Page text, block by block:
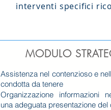
interventi specifici
MODULO
Assistenza nel contenzioso e
condotta da tenere
Organizzazione informazioni
una adeguata presentazione del